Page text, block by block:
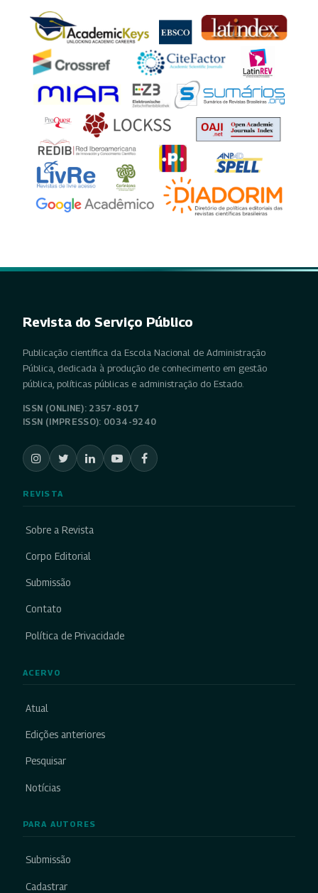
Revista do Serviço Público
Publicação científica da Escola Nacional de Administração
Pública, dedicada à produção de conhecimento em gestão
pública, políticas públicas e administração do Estado.
ISSN (ONLINE): 2357-8017
ISSN (IMPRESSO): 0034-9240
REVISTA
Sobre a Revista
Corpo Editorial
Submissão
Contato
Política de Privacidade
ACERVO
Atual
Edições anteriores
Pesquisar
Notícias
PARA AUTORES
Submissão
Cadastrar